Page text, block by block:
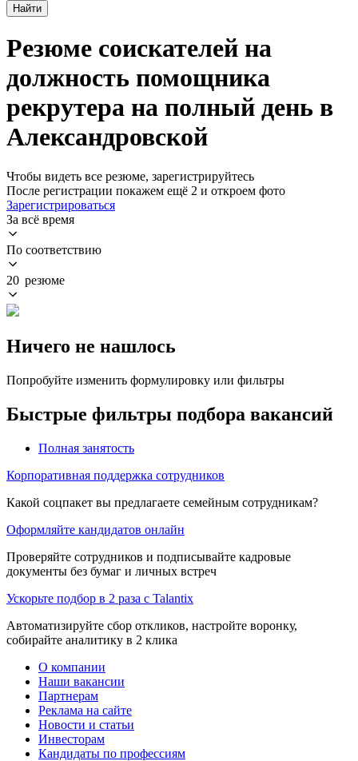
Найти
Резюме соискателей на
должность помощника
рекрутера на полный день в
Александровской
Чтобы видеть все резюме, зарегистрируйтесь
После регистрации покажем ещё 2 и откроем фото
Зарегистрироваться
За всё время
По соответствию
20 резюме
Ничего не нашлось
Попробуйте изменить формулировку или фильтры
Быстрые фильтры подбора вакансий
Полная занятость
Корпоративная поддержка сотрудников
Какой соцпакет вы предлагаете семейным сотрудникам?
Оформляйте кандидатов онлайн
Проверяйте сотрудников и подписывайте кадровые
документы без бумаг и личных встреч
Ускорьте подбор в 2 раза с Talantix
Автоматизируйте сбор откликов, настройте воронку,
собирайте аналитику в 2 клика
О компании
Наши вакансии
Партнерам
Реклама на сайте
Новости и статьи
Инвесторам
Кандидаты по профессиям